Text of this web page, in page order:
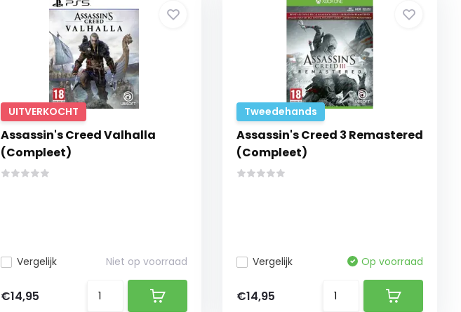
UITVERKOCHT
Assassin's Creed Valhalla
(Compleet)
Vergelijk Niet op voorraad
€14,95
Tweedehands
Assassin's Creed 3 Remastered
(Compleet)
Vergelijk Op voorraad
€14,95